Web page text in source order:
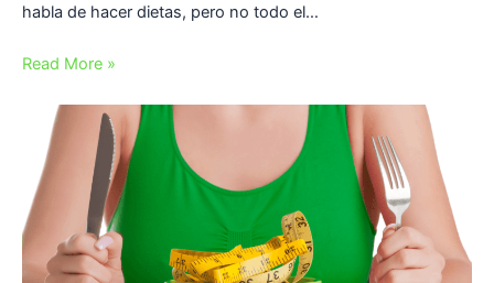
habla de hacer dietas, pero no todo el…
Read More »